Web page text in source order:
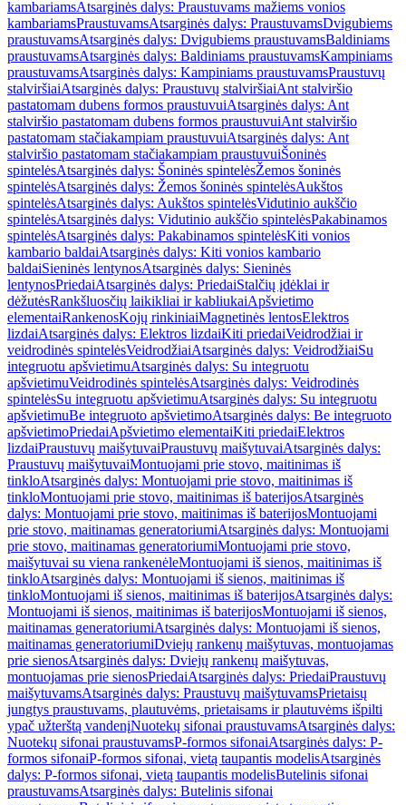
kambariamsAtsarginės dalys: Praustuvams mažiems vonios
kambariamsPraustuvamsAtsarginės dalys: PraustuvamsDvigubiems
praustuvamsAtsarginės dalys: Dvigubiems praustuvamsBaldiniams
praustuvamsAtsarginės dalys: Baldiniams praustuvamsKampiniams
praustuvamsAtsarginės dalys: Kampiniams praustuvamsPraustuvų
stalviršiaiAtsarginės dalys: Praustuvų stalviršiaiAnt stalviršio
pastatomam dubens formos praustuvuiAtsarginės dalys: Ant
stalviršio pastatomam dubens formos praustuvuiAnt stalviršio
pastatomam stačiakampiam praustuvuiAtsarginės dalys: Ant
stalviršio pastatomam stačiakampiam praustuvuiŠoninės
spintelėsAtsarginės dalys: Šoninės spintelėsŽemos šoninės
spintelėsAtsarginės dalys: Žemos šoninės spintelėsAukštos
spintelėsAtsarginės dalys: Aukštos spintelėsVidutinio aukščio
spintelėsAtsarginės dalys: Vidutinio aukščio spintelėsPakabinamos
spintelėsAtsarginės dalys: Pakabinamos spintelėsKiti vonios
kambario baldaiAtsarginės dalys: Kiti vonios kambario
baldaiSieninės lentynosAtsarginės dalys: Sieninės
lentynosPriedaiAtsarginės dalys: PriedaiStalčių įdėklai ir
dėžutėsRankšluosčių laikikliai ir kabliukaiApšvietimo
elementaiRankenosKojų rinkiniaiMagnetinės lentosElektros
lizdaiAtsarginės dalys: Elektros lizdaiKiti priedaiVeidrodžiai ir
veidrodinės spintelėsVeidrodžiaiAtsarginės dalys: VeidrodžiaiSu
integruotu apšvietimuAtsarginės dalys: Su integruotu
apšvietimuVeidrodinės spintelėsAtsarginės dalys: Veidrodinės
spintelėsSu integruotu apšvietimuAtsarginės dalys: Su integruotu
apšvietimuBe integruoto apšvietimoAtsarginės dalys: Be integruoto
apšvietimoPriedaiApšvietimo elementaiKiti priedaiElektros
lizdaiPraustuvų maišytuvaiPraustuvų maišytuvaiAtsarginės dalys:
Praustuvų maišytuvaiMontuojami prie stovo, maitinimas iš
tinkloAtsarginės dalys: Montuojami prie stovo, maitinimas iš
tinkloMontuojami prie stovo, maitinimas iš baterijosAtsarginės
dalys: Montuojami prie stovo, maitinimas iš baterijosMontuojami
prie stovo, maitinamas generatoriumiAtsarginės dalys: Montuojami
prie stovo, maitinamas generatoriumiMontuojami prie stovo,
maišytuvai su viena rankenėleMontuojami iš sienos, maitinimas iš
tinkloAtsarginės dalys: Montuojami iš sienos, maitinimas iš
tinkloMontuojami iš sienos, maitinimas iš baterijosAtsarginės dalys:
Montuojami iš sienos, maitinimas iš baterijosMontuojami iš sienos,
maitinamas generatoriumiAtsarginės dalys: Montuojami iš sienos,
maitinamas generatoriumiDviejų rankenų maišytuvas, montuojamas
prie sienosAtsarginės dalys: Dviejų rankenų maišytuvas,
montuojamas prie sienosPriedaiAtsarginės dalys: PriedaiPraustuvų
maišytuvamsAtsarginės dalys: Praustuvų maišytuvamsPrietaisų
jungtys praustuvams, plautuvėms, prietaisams ir plautuvėms išpilti
ypač užterštą vandenįNuotekų sifonai praustuvamsAtsarginės dalys:
Nuotekų sifonai praustuvamsP-formos sifonaiAtsarginės dalys: P-
formos sifonaiP-formos sifonai, vietą taupantis modelisAtsarginės
dalys: P-formos sifonai, vietą taupantis modelisButelinis sifonai
praustuvamsAtsarginės dalys: Butelinis sifonai